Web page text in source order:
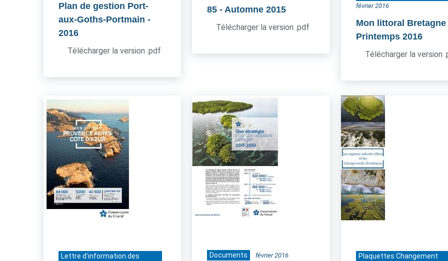
Plan de gestion Port-
aux-Goths-Portmain -
2016
Télécharger la version .pdf
85 - Automne 2015
Télécharger la version .pdf
février 2016
Mon littoral Bretagne
Printemps 2016
Télécharger la version
Lettre d'information des
Documents février 2016
Plaquettes Changement